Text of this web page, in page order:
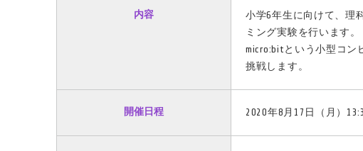
内容
小学6年生に向けて、理
ミング実験を行います。
micro:bitという小型コン
挑戦します。
開催日程 2020年8月17日（月）